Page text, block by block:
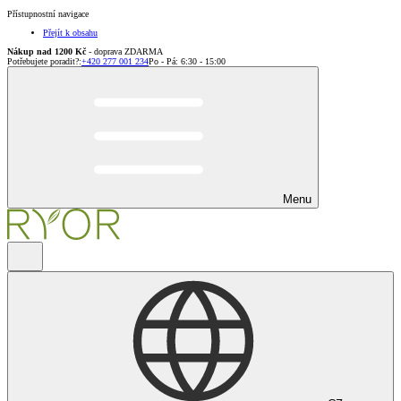
Přístupnostní navigace
Přejít k obsahu
Nákup nad 1200 Kč - doprava ZDARMA
Potřebujete poradit?:+420 277 001 234Po - Pá: 6:30 - 15:00
Menu